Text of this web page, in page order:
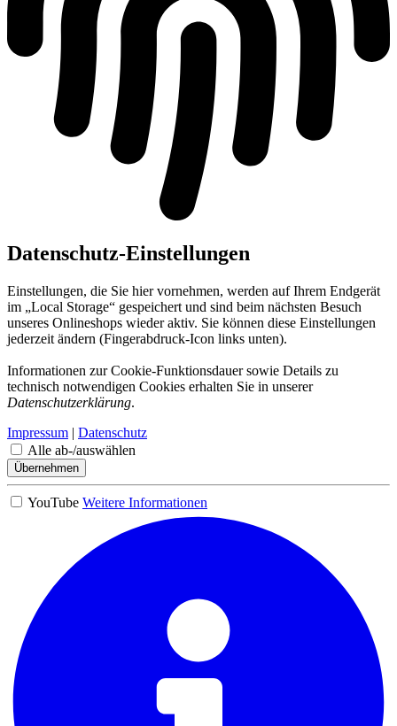
Datenschutz-Einstellungen
Einstellungen, die Sie hier vornehmen, werden auf Ihrem Endgerät
im „Local Storage“ gespeichert und sind beim nächsten Besuch
unseres Onlineshops wieder aktiv. Sie können diese Einstellungen
jederzeit ändern (Fingerabdruck-Icon links unten).
Informationen zur Cookie-Funktionsdauer sowie Details zu
technisch notwendigen Cookies erhalten Sie in unserer
Datenschutzerklärung.
Impressum | Datenschutz
Alle ab-/auswählen
Übernehmen
YouTube Weitere Informationen